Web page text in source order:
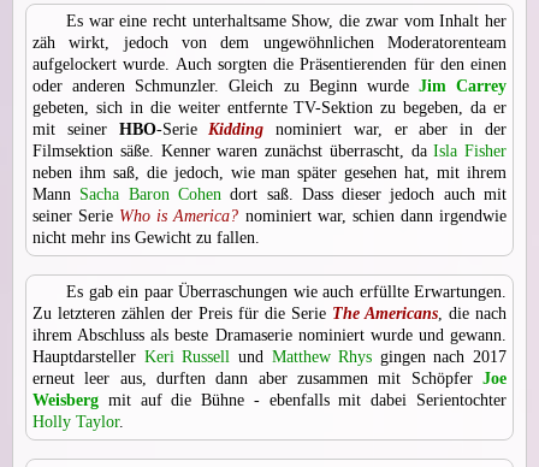
Es war eine recht unterhaltsame Show, die zwar vom Inhalt her
zäh wirkt, jedoch von dem ungewöhnlichen Moderatorenteam
aufgelockert wurde. Auch sorgten die Präsentierenden für den einen
oder anderen Schmunzler. Gleich zu Beginn wurde Jim Carrey
gebeten, sich in die weiter entfernte TV-Sektion zu begeben, da er
mit seiner HBO-Serie Kidding nominiert war, er aber in der
Filmsektion säße. Kenner waren zunächst überrascht, daIsla Fisher
neben ihm saß, die jedoch, wie man später gesehen hat, mit ihrem
Mann Sacha Baron Cohen dort saß. Dass dieser jedoch auch mit
seiner Serie Who is America? nominiert war, schien dann irgendwie
nicht mehr ins Gewicht zu fallen.
Es gab ein paar Überraschungen wie auch erfüllte Erwartungen.
Zu letzteren zählen der Preis für die Serie The Americans , die nach
ihrem Abschluss als beste Dramaserie nominiert wurde und gewann.
Hauptdarsteller Keri Russell und Matthew Rhys gingen nach 2017
erneut leer aus, durften dann aber zusammen mit Schöpfer Joe
Weisberg mit auf die Bühne - ebenfalls mit dabei Serientochter
Holly Taylor.